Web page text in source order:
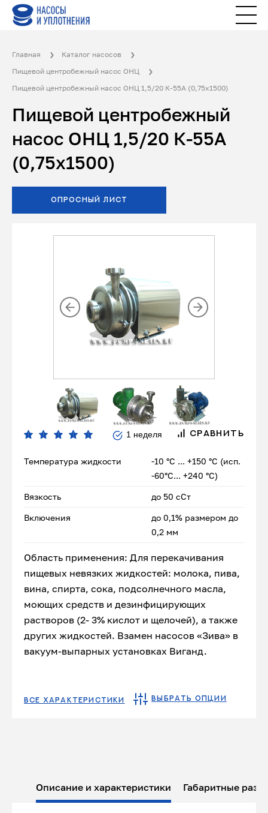
Главная
Каталог насосов
Пищевой центробежный насос ОНЦ
Пищевой центробежный насос ОНЦ 1,5/20 К-55А (0,75х1500)
Пищевой центробежный
насос ОНЦ 1,5/20 К-55А
(0,75х1500)
ОПРОСНЫЙ ЛИСТ
1 неделя СРАВНИТЬ
Температура жидкости
-10 °С ... +150 °С (исп.
-60°С... +240 °С)
Вязкость до 50 сСт
Включения
до 0,1% размером до
0,2 мм
Область применения: Для перекачивания
пищевых невязких жидкостей: молока, пива,
вина, спирта, сока, подсолнечного масла,
моющих средств и дезинфицирующих
растворов (2- 3% кислот и щелочей), а также
других жидкостей. Взамен насосов «Зива» в
вакуум-выпарных установках Виганд.
ВСЕ ХАРАКТЕРИСТИКИ ВЫБРАТЬ ОПЦИИ
Описание и характеристики Габаритные